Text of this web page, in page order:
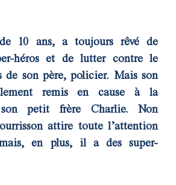
10 ans, a toujours rêvé de
héros et de lutter contre le
de son père, policier. Mais son
remis en cause à la
petit frère Charlie. Non
attire toute l’attention
en plus, il a des super-